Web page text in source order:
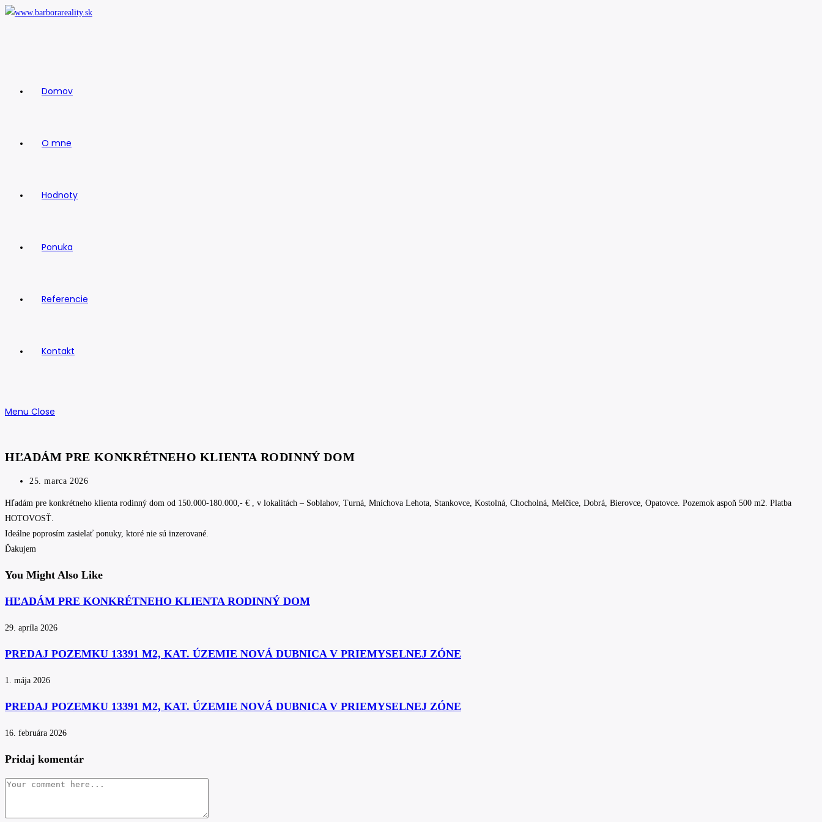
Skip
Domov
O mne
Hodnoty
Ponuka
Referencie
Kontakt
Menu Close
HĽADÁM PRE KONKRÉTNEHO KLIENTA RODINNÝ DOM
Post
25. marca 2026
Hľadám pre konkrétneho klienta rodinný dom od 150.000-180.000,- € , v lokalitách – Soblahov, Turná, Mníchova Lehota, Stankovce, Kostolná, Chocholná, Melčice, Dobrá, Bierovce, Opatovce. Pozemok aspoň 500 m2. Platba
HOTOVOSŤ.
Ideálne poprosím zasielať ponuky, ktoré nie sú inzerované.
Ďakujem
You Might Also Like
HĽADÁM PRE KONKRÉTNEHO KLIENTA RODINNÝ DOM
29. apríla 2026
PREDAJ POZEMKU 13391 M2, KAT. ÚZEMIE NOVÁ DUBNICA V PRIEMYSELNEJ ZÓNE
1. mája 2026
PREDAJ POZEMKU 13391 M2, KAT. ÚZEMIE NOVÁ DUBNICA V PRIEMYSELNEJ ZÓNE
16. februára 2026
Pridaj komentár
Comment